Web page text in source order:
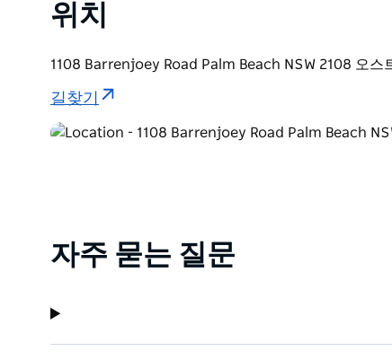
위치
1108 Barrenjoey Road Palm Beach NSW 2108 오스
길찾기
자주 묻는 질문